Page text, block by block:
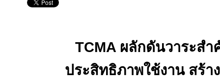
TCMA ผลักดันวาระส
ประสิทธิภาพใช้งาน สร้า